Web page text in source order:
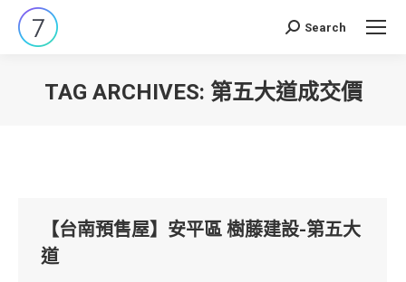
Search:
Search
TAG ARCHIVES: 第五大道成交價
【台南預售屋】安平區 樹藤建設-第五大
道